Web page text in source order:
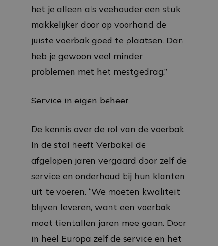
het je alleen als veehouder een stuk
makkelijker door op voorhand de
juiste voerbak goed te plaatsen. Dan
heb je gewoon veel minder
problemen met het mestgedrag.”
Service in eigen beheer
De kennis over de rol van de voerbak
in de stal heeft Verbakel de
afgelopen jaren vergaard door zelf de
service en onderhoud bij hun klanten
uit te voeren. “We moeten kwaliteit
blijven leveren, want een voerbak
moet tientallen jaren mee gaan. Door
in heel Europa zelf de service en het